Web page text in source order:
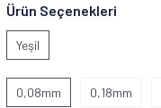
Ürün Seçenekleri
Yeşil
0,08mm 0,18mm